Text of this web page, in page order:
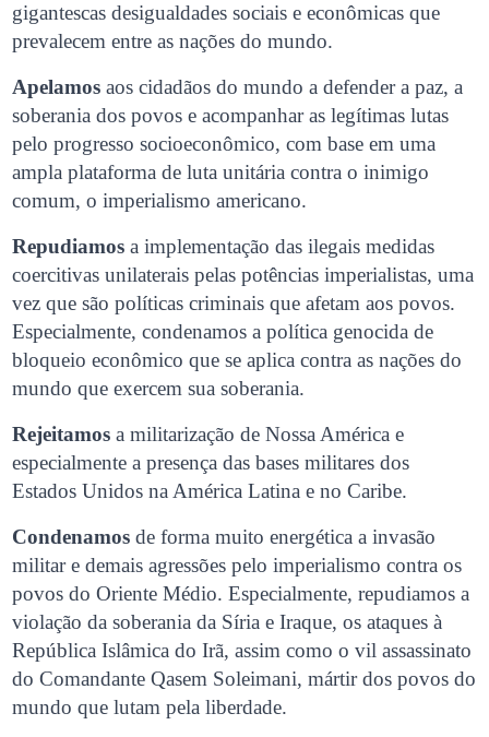
gigantescas desigualdades sociais e econômicas que
prevalecem entre as nações do mundo.
Apelamosaos cidadãos do mundo a defender a paz, a
soberania dos povos e acompanhar as legítimas lutas
pelo progresso socioeconômico, com base em uma
ampla plataforma de luta unitária contra o inimigo
comum, o imperialismo americano.
Repudiamosa implementação das ilegais medidas
coercitivas unilaterais pelas potências imperialistas, uma
vez que são políticas criminais que afetam aos povos.
Especialmente, condenamos a política genocida de
bloqueio econômico que se aplica contra as nações do
mundo que exercem sua soberania.
Rejeitamosa militarização de Nossa América e
especialmente a presença das bases militares dos
Estados Unidos na América Latina e no Caribe.
Condenamosde forma muito energética a invasão
militar e demais agressões pelo imperialismo contra os
povos do Oriente Médio. Especialmente, repudiamos a
violação da soberania da Síria e Iraque, os ataques à
República Islâmica do Irã, assim como o vil assassinato
do Comandante Qasem Soleimani, mártir dos povos do
mundo que lutam pela liberdade.